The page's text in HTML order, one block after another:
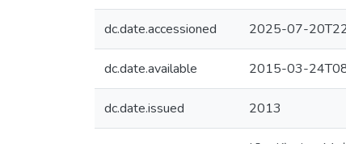
dc.date.accessioned 2025-07-
dc.date.available 2015-03-
dc.date.issued 2013